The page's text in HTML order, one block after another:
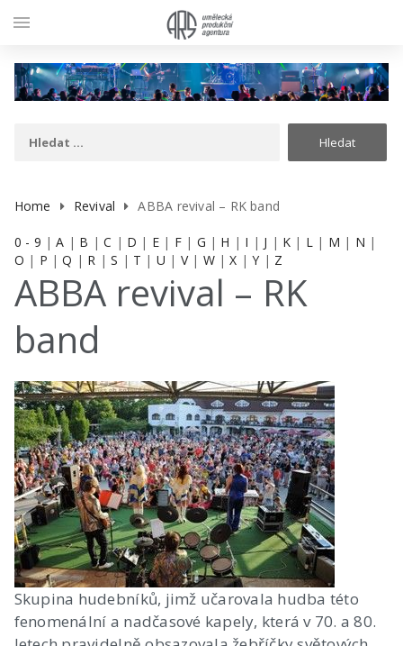
Home Revival ABBA revival – RK band
0 - 9 |A | B |C | D | E | F| G | H | I | J | K | L | M | N |
O | P |Q | R |S | T | U | V| W|X |Y | Z
ABBA revival – RK
band
Skupina hudebníků, jimž učarovala hudba této
fenomenální a nadčasové kapely, která v 70. a 80.
menu